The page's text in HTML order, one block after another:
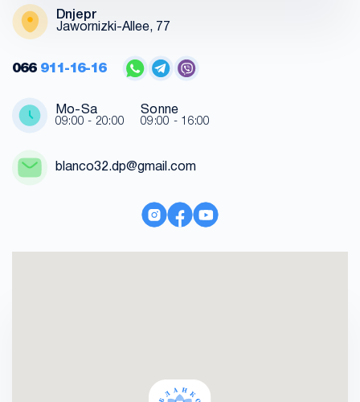
Dnjepr
Jawornizki-Allee, 77
066911-16-16
Mo-Sa
09:00 - 20:00
Sonne
09:00 - 16:00
blanco32.dp@gmail.com